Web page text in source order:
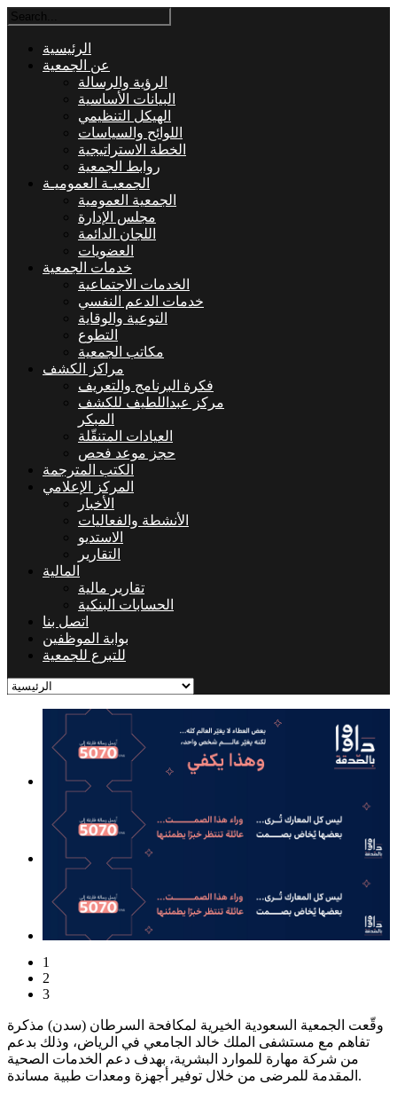
الرئيسية
عن الجمعية
الرؤية والرسالة
البيانات الأساسية
الهيكل التنظيمي
اللوائح والسياسات
الخطة الاستراتيجية
روابط الجمعية
الجمعيـة العموميـة
الجمعية العمومية
مجلس الإدارة
اللجان الدائمة
العضويات
خدمات الجمعية
الخدمات الاجتماعية
خدمات الدعم النفسي
التوعية والوقاية
التطوع
مكاتب الجمعية
مراكز الكشف
فكرة البرنامج والتعريف
مركز عبداللطيف للكشف
المبكر
العيادات المتنقّلة
حجز موعد فحص
الكتب المترجمة
المركز الإعلامي
الأخبار
الأنشطة والفعاليات
الاستديو
التقارير
المالية
تقارير مالية
الحسابات البنكية
اتصل بنا
بوابة الموظفين
للتبرع للجمعية
1
2
3
وقّعت الجمعية السعودية الخيرية لمكافحة السرطان (سدن) مذكرة
تفاهم مع مستشفى الملك خالد الجامعي في الرياض، وذلك بدعم
من شركة مهارة للموارد البشرية، بهدف دعم الخدمات الصحية
المقدمة للمرضى من خلال توفير أجهزة ومعدات طبية مساندة.